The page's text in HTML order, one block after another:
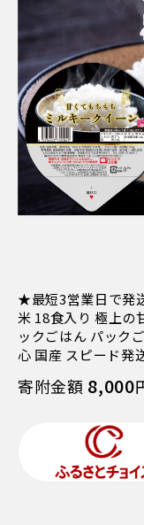
★最短3営業日で発
米 18食入り 極上の
ックごはん パック
心 国産 スピード発
寄附金額 8,000